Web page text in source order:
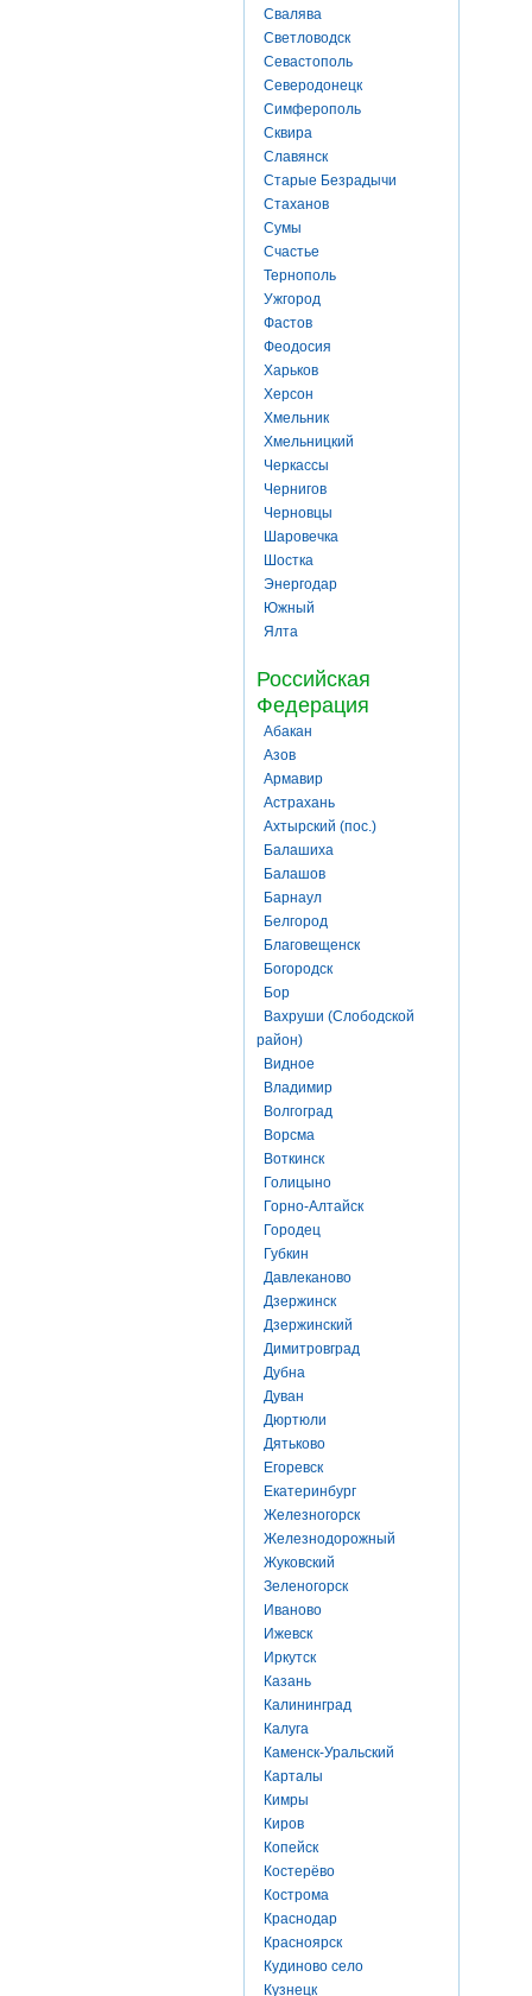
Свалява
Светловодск
Севастополь
Северодонецк
Симферополь
Сквира
Славянск
Старые Безрадычи
Стаханов
Сумы
Счастье
Тернополь
Ужгород
Фастов
Феодосия
Харьков
Херсон
Хмельник
Хмельницкий
Черкассы
Чернигов
Черновцы
Шаровечка
Шостка
Энергодар
Южный
Ялта
Российская
Федерация
Абакан
Азов
Армавир
Астрахань
Ахтырский (пос.)
Балашиха
Балашов
Барнаул
Белгород
Благовещенск
Богородск
Бор
Вахруши (Слободской
район)
Видное
Владимир
Волгоград
Ворсма
Воткинск
Голицыно
Горно-Алтайск
Городец
Губкин
Давлеканово
Дзержинск
Дзержинский
Димитровград
Дубна
Дуван
Дюртюли
Дятьково
Егоревск
Екатеринбург
Железногорск
Железнодорожный
Жуковский
Зеленогорск
Иваново
Ижевск
Иркутск
Казань
Калининград
Калуга
Каменск-Уральский
Карталы
Кимры
Киров
Копейск
Костерёво
Кострома
Краснодар
Красноярск
Кудиново село
Кузнецк